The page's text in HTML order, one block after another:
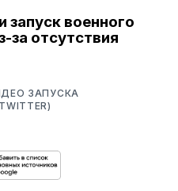
запуск военного
за отсутствия
ЗАПУСКА